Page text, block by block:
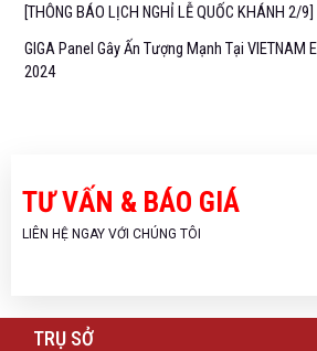
[THÔNG BÁO LỊCH NGHỈ LỄ QUỐC KHÁNH 2/9]
GIGA Panel Gây Ấn Tượng Mạnh Tại VIETNAM
2024
TƯ VẤN & BÁO GIÁ
LIÊN HỆ NGAY VỚI CHÚNG TÔI
TRỤ SỞ